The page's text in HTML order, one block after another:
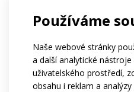
Používáme
Naše webové stránky
a další analytické
uživatelského prostředí,
obsahu i reklam a